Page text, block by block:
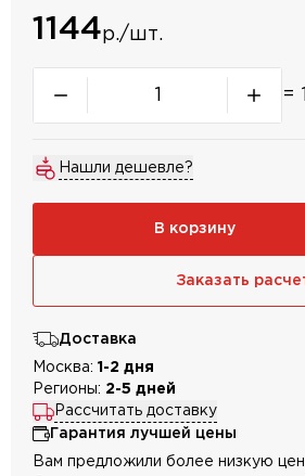
1144р./шт.
=
Нашли дешевле?
В корзину
Заказать
Доставка
Москва: 1-2 дня
Регионы: 2-5 дней
Рассчитать доставку
Гарантия лучшей цены
Вам предложили более низкую